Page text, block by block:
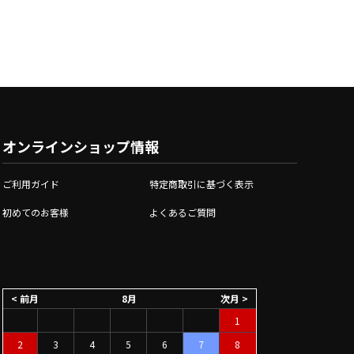
オンラインショップ情報
ご利用ガイド 特定商取引に基づく表示
初めてのお客様 よくあるご質問
8月
< 前月
次月 >
1
2
3 4 5 6 7 8